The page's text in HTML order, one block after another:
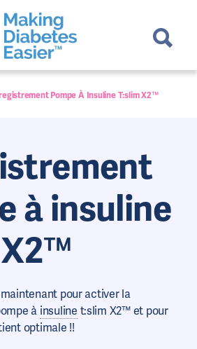
Pompe À Insuline T:slim X2™
à insuline
pour activer la
à insuline t:slim X2™ et pour
optimale !!